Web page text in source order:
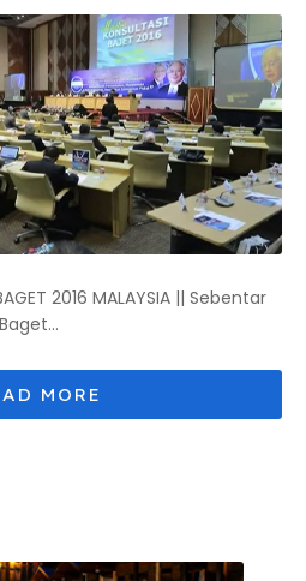
2016 MALAYSIA || Sebentar